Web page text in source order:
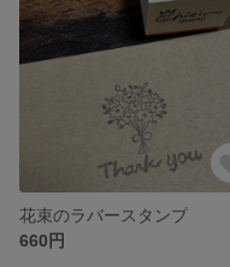
花束のラバースタンプ
660円